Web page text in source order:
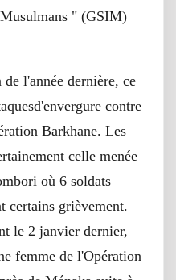
" (GSIM)
l'année dernière, ce
contre
Barkhane. Les
celle menée
où 6 soldats
certains grièvement.
le 2 janvier dernier,
femme de l'Opération